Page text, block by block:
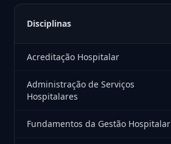
Disciplinas
Acreditação Hospitalar
Administração de Serviços
Hospitalares
Fundamentos da Gestão Hospitalar